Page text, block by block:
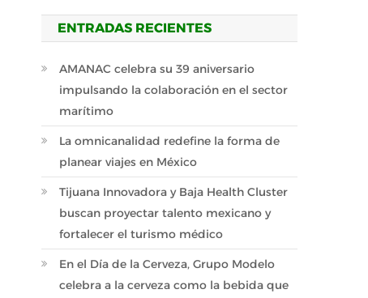
ENTRADAS RECIENTES
AMANAC celebra su 39 aniversario
impulsando la colaboración en el sector
marítimo
La omnicanalidad redefine la forma de
planear viajes en México
Tijuana Innovadora y Baja Health Cluster
buscan proyectar talento mexicano y
fortalecer el turismo médico
En el Día de la Cerveza, Grupo Modelo
celebra a la cerveza como la bebida que